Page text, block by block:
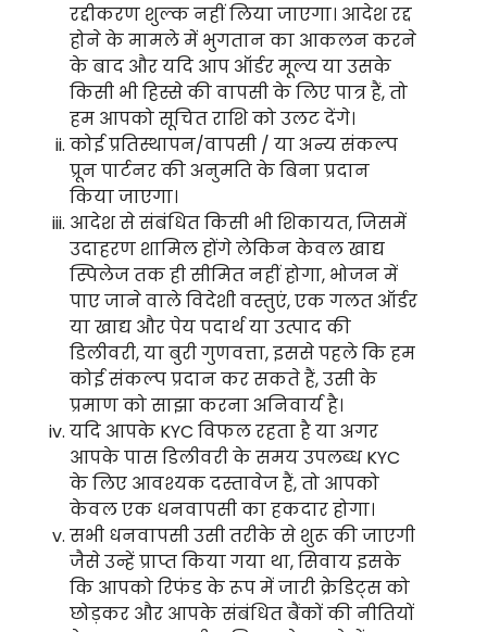
रद्दीकरण शुल्क नहीं लिया जाएगा। आदेश रद्द
होने के मामले में भुगतान का आकलन करने
के बाद और यदि आप ऑर्डर मूल्य या उसके
किसी भी हिस्से की वापसी के लिए पात्र हैं, तो
हम आपको सूचित राशि को उलट देंगे।
कोई प्रतिस्थापन/वापसी / या अन्य संकल्प
प्रून पार्टनर की अनुमति के बिना प्रदान
किया जाएगा।
आदेश से संबंधित किसी भी शिकायत, जिसमें
उदाहरण शामिल होंगे लेकिन केवल खाद्य
स्पिलेज तक ही सीमित नहीं होगा, भोजन में
पाए जाने वाले विदेशी वस्तुएं, एक गलत ऑर्डर
या खाद्य और पेय पदार्थ या उत्पाद की
डिलीवरी, या बुरी गुणवत्ता, इससे पहले कि हम
कोई संकल्प प्रदान कर सकते हैं, उसी के
प्रमाण को साझा करना अनिवार्य है।
यदि आपके KYC विफल रहता है या अगर
आपके पास डिलीवरी के समय उपलब्ध KYC
के लिए आवश्यक दस्तावेज हैं, तो आपको
केवल एक धनवापसी का हकदार होगा।
सभी धनवापसी उसी तरीके से शुरू की जाएगी
जैसे उन्हें प्राप्त किया गया था, सिवाय इसके
कि आपको रिफंड के रूप में जारी क्रेडिट्स को
छोड़कर और आपके संबंधित बैंकों की नीतियों